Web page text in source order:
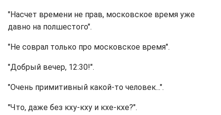
"Насчет времени не прав, московское время уже
давно на полшестого".
"Не соврал только про московское время".
"Добрый вечер, 12:30!".
"Очень примитивный какой-то человек...".
"Что, даже без кху-кху и кхе-кхе?".